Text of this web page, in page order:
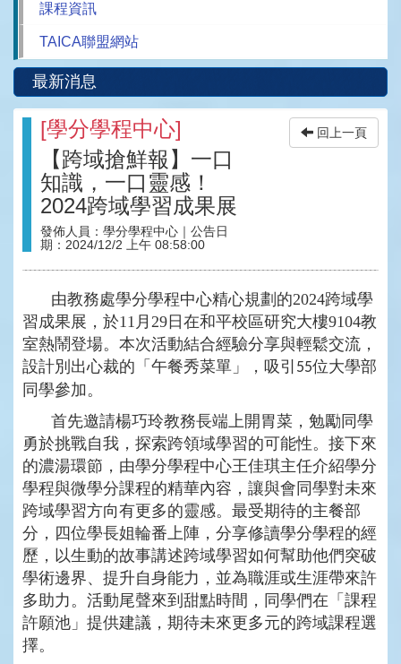
課程資訊
TAICA聯盟網站
最新消息
[學分學程中心]
【跨域搶鮮報】一口
知識，一口靈感！
2024跨域學習成果展
發佈人員： 學分學程中心 ｜公告日
期： 2024/12/2 上午 08:58:00
回上一頁
由教務處學分學程中心精心規劃的2024跨域學
習成果展 ， 於11 月 29 日在和平校區研究大樓9104教
室熱鬧登場。 本次活動結合經驗分享與輕鬆交流，
設計別出心裁的「午餐秀菜單」，吸引 55位大學部
同學參加。
首先邀請楊巧玲教務長端上開胃菜， 勉勵同學
勇於挑戰自我，探索跨領域學習的可能性。接下來
的濃湯環節，由學分學程中心王佳琪主任介紹學分
學程與微學分課程的精華內容 ，讓與會同學對未來
跨域學習方向有更多的靈感。 最受期待的主餐部
分 ，四位學長姐輪番上陣，分享修讀學分學程的經
歷，以生動的故事講述跨域學習如何幫助他們突破
學術邊界、提升自身能力， 並為職涯或生涯帶來許
多助力。活動尾聲來到甜點時間，同學們在「課程
許願池」提供建議，期待未來更多元的跨域課程選
擇。